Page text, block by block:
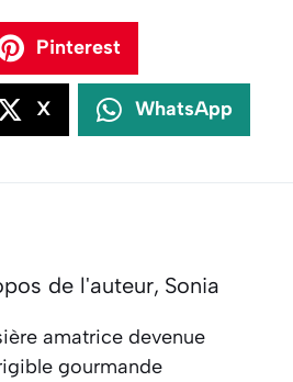
Pinterest
X WhatsApp
de l'auteur, Sonia
amatrice devenue
gourmande